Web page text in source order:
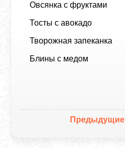
Овсянка с фруктами
Тосты с авокадо
Творожная запеканка
Блины с медом